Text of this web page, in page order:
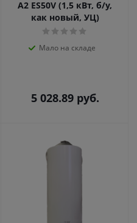
A2 ES50V (1,5 кВт, б/у,
как новый, УЦ)
Мало на складе
5 028.89руб.